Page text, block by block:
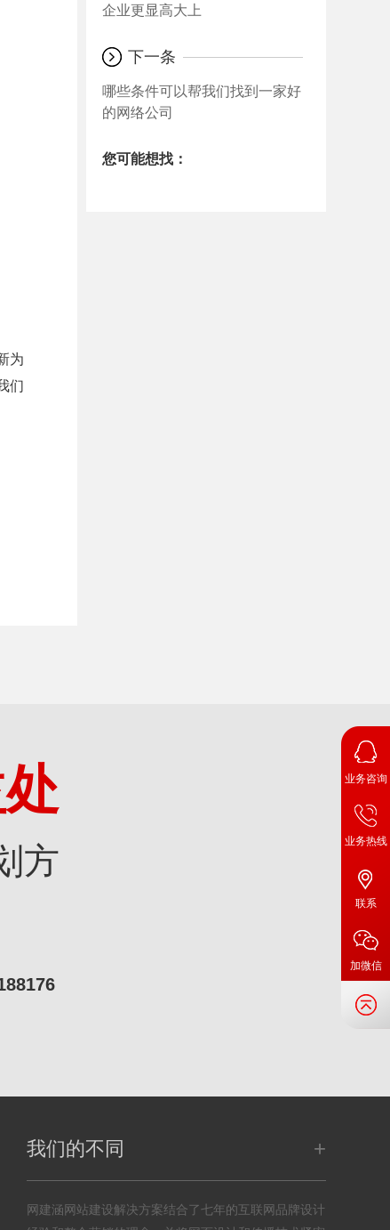
为
们
企业更显高大上
下一条
哪些条件可以帮我们找到一家好
的网络公司
您可能想找：
方
我们的不同 +
网建涵网站建设解决方案结合了七年的互联网品牌设计
业务咨询
业务热线
联系
加微信